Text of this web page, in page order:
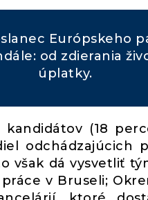
Európskeho
od zdierania
úplatky.
kandidátov (18
odchádzajúcich
však dá vysvetliť
v Bruseli;